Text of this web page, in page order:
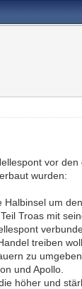
vor
wurden:
um
Troas mit
treiben
zu
und Apollo.
höher und